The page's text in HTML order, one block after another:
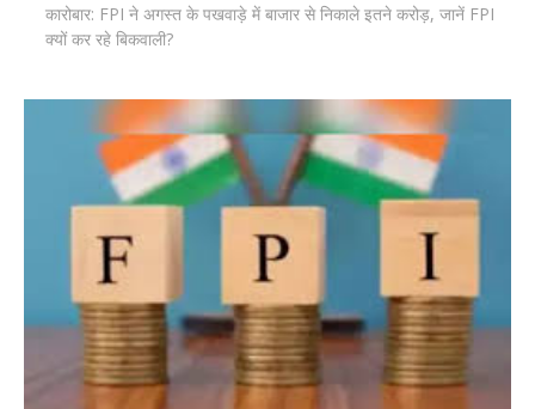
कारोबार: FPI ने अगस्त के पखवाड़े में बाजार से निकाले इतने करोड़, जानें FPI
क्यों कर रहे बिकवाली?